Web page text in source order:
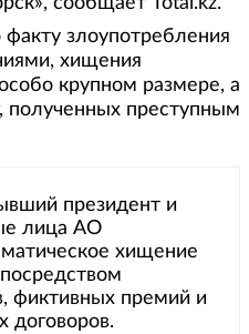
злоупотребления
хищения
крупном размере, а
полученных преступным
президент и
лица АО
хищение
фиктивных премий и
договоров.